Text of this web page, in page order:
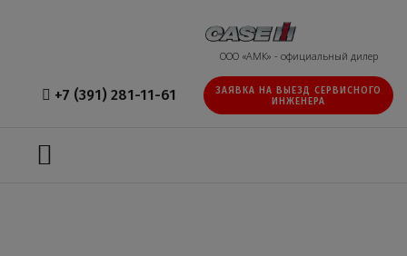
ООО «АМК» - официальный дилер
+7 (391) 281-11-61
ЗАЯВКА НА ВЫЕЗД СЕРВИСНОГО
ИНЖЕНЕРА